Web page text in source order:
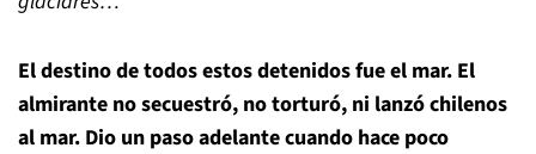
El destino de todos estos detenidos fue el mar. El
almirante no secuestró, no torturó, ni lanzó chilenos
al mar. Dio un paso adelante cuando hace poco